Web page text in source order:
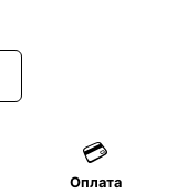
💳
Оплата